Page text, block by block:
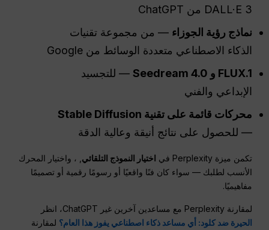
DALL·E 3 من ChatGPT
نماذج رؤية الجوزاء — من مجموعة تقنيات
الذكاء الاصطناعي متعددة الوسائط من Google
FLUX.1 و Seedream 4.0
— للتجسيد
الإبداعي والفني
محركات قائمة على تقنية Stable Diffusion
— للحصول على نتائج أنيقة وعالية الدقة
تكمن ميزة Perplexity في اختيار النموذج التلقائي, ، واختيار المحرك
الأنسب لطلبك — سواء كان فنًا واقعيًا أو رسومًا رقمية أو تصميمًا
مفاهيميًا.
لمقارنة Perplexity مع مساعدين آخرين غير ChatGPT، انظر
الحيرة ضد كلود: أي مساعد ذكاء اصطناعي يفوز هذا العام؟ لمقارنة